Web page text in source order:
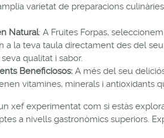
varietat de preparacions
Natural: A Fruites Forpas,
a la teva taula directament des del
qualitat i sabor.
Beneficiosos: A més del seu
vitamines, minerals i antioxidants
xef experimentat com si estàs
a nivells gastronòmics superiors.